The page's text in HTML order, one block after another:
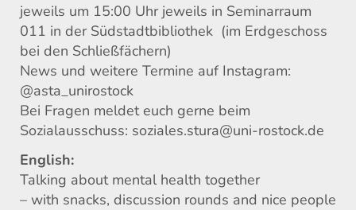
jeweils um 15:00 Uhr jeweils in Seminarraum
011 in der Südstadtbibliothek (im Erdgeschoss
bei den Schließfächern)
News und weitere Termine auf Instagram:
@asta_unirostock
Bei Fragen meldet euch gerne beim
Sozialausschuss: soziales.stura@uni-rostock.de
English:
Talking about mental health together
– with snacks, discussion rounds and nice people